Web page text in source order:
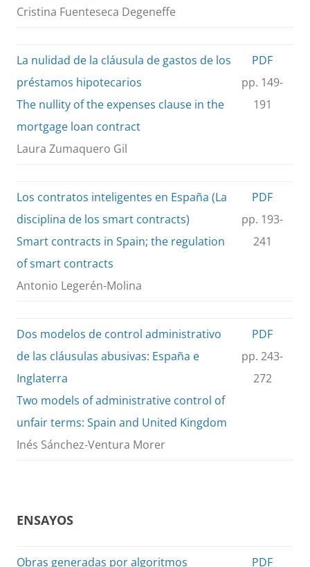
Cristina Fuenteseca Degeneffe
La nulidad de la cláusula de gastos de los
préstamos hipotecarios
The nullity of the expenses clause in the
mortgage loan contract
Laura Zumaquero Gil
PDF
pp. 149-
191
Los contratos inteligentes en España (La
disciplina de los smart contracts)
Smart contracts in Spain; the regulation
of smart contracts
Antonio Legerén-Molina
PDF
pp. 193-
241
Dos modelos de control administrativo
de las cláusulas abusivas: España e
Inglaterra
Two models of administrative control of
unfair terms: Spain and United Kingdom
Inés Sánchez-Ventura Morer
PDF
pp. 243-
272
ENSAYOS
Obras generadas por algoritmos
PDF